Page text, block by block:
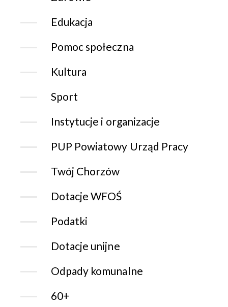
Edukacja
Pomoc społeczna
Kultura
Sport
Instytucje i organizacje
PUP Powiatowy Urząd Pracy
Twój Chorzów
Dotacje WFOŚ
Podatki
Dotacje unijne
Odpady komunalne
60+